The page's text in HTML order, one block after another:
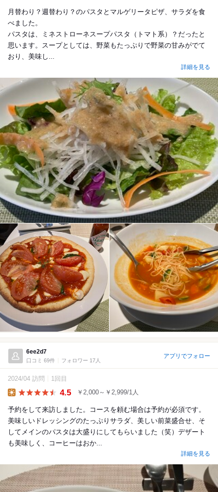
月替わり？週替わり？のパスタとマルゲリータピザ、サラダを食
べました。
パスタは、ミネストローネスープパスタ（トマト系）？だったと
思います。スープとしては、野菜もたっぷりで野菜の甘みがでて
おり、美味し...
詳細を見る
6ee2d7
口コミ 69件 フォロワー 17人
アプリでフォロー
2024/04 訪問 1回目
4.5 ￥2,000～￥2,999/1人
予約をして来訪しました。コースを頼む場合は予約が必須です。
美味しいドレッシングのたっぷりサラダ、美しい前菜盛合せ、そ
してメインのパスタは大盛りにしてもらいました（笑）デザート
も美味しく、コーヒーはおか...
詳細を見る